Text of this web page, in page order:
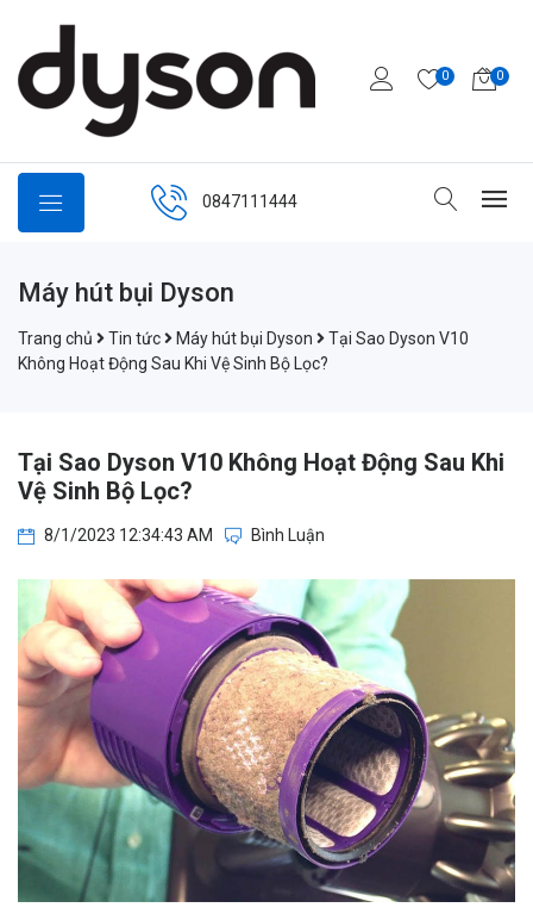
0 0
0847111444
Máy hút bụi Dyson
Trang chủ Tin tức Máy hút bụi Dyson
Tại Sao Dyson V10
Không Hoạt Động Sau Khi Vệ Sinh Bộ Lọc?
Tại Sao Dyson V10 Không Hoạt Động Sau Khi
Vệ Sinh Bộ Lọc?
8/1/2023 12:34:43 AM Bình Luận